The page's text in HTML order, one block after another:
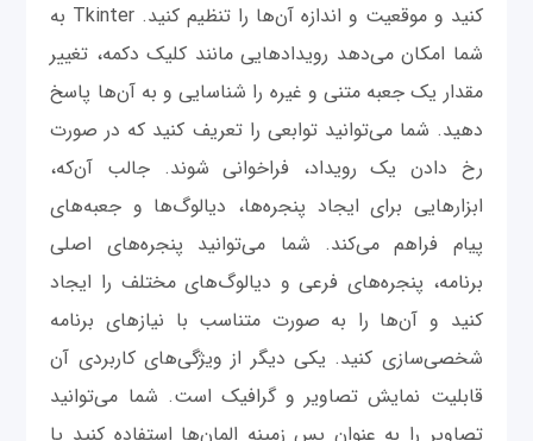
کنید و موقعیت و اندازه آن‌ها را تنظیم کنید. Tkinter به
شما امکان می‌دهد رویدادهایی مانند کلیک دکمه، تغییر
مقدار یک جعبه متنی و غیره را شناسایی و به آن‌ها پاسخ
دهید. شما می‌توانید توابعی را تعریف کنید که در صورت
رخ دادن یک رویداد، فراخوانی شوند. جالب آن‌که،
ابزارهایی برای ایجاد پنجره‌ها، دیالوگ‌ها و جعبه‌های
پیام فراهم می‌کند. شما می‌توانید پنجره‌های اصلی
برنامه، پنجره‌های فرعی و دیالوگ‌های مختلف را ایجاد
کنید و آن‌ها را به صورت متناسب با نیازهای برنامه
شخصی‌سازی کنید. یکی دیگر از ویژگی‌های کاربردی آن
قابلیت نمایش تصاویر و گرافیک است. شما می‌توانید
تصاویر را به عنوان پس زمینه المان‌ها استفاده کنید یا